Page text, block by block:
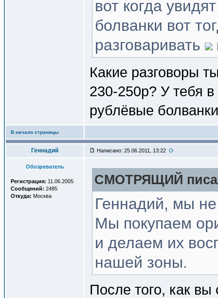
вот когда
болванки вот
разговаривать
Какие разговоры
230-250р? У тебя
рублёвые
В начало страницы
Геннадий Написано: 25.06.2011, 13:22
Обозреватель
Регистрация: 11.06.2005
Сообщений: 2485
Откуда: Москва
СМОТРЯЩИЙ
Геннадий, мы
Мы покупаем
и делаем их
нашей зоны.
После того, как вы